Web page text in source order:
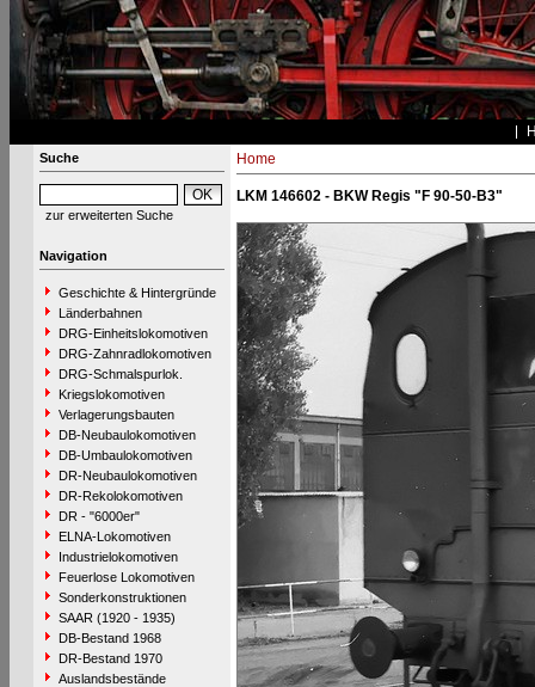
Suche
zur erweiterten Suche
Navigation
Geschichte & Hintergründe
Länderbahnen
DRG-Einheitslokomotiven
DRG-Zahnradlokomotiven
DRG-Schmalspurlok.
Kriegslokomotiven
Verlagerungsbauten
DB-Neubaulokomotiven
DB-Umbaulokomotiven
DR-Neubaulokomotiven
DR-Rekolokomotiven
DR - "6000er"
ELNA-Lokomotiven
Industrielokomotiven
Feuerlose Lokomotiven
Sonderkonstruktionen
SAAR (1920 - 1935)
DB-Bestand 1968
DR-Bestand 1970
Auslandsbestände
Home
LKM 146602 - BKW Regis "F 90-50-B3"